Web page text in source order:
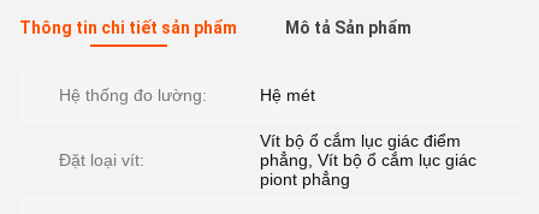
Thông tin chi tiết sản phẩm Mô tả Sản phẩm
Hệ thống đo lường: Hệ mét
Đặt loại vít:
Vít bộ ổ cắm lục giác điểm
phẳng, Vít bộ ổ cắm lục giác
piont phẳng